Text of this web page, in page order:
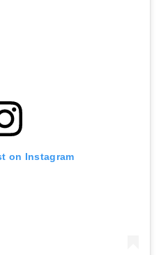
on Instagram